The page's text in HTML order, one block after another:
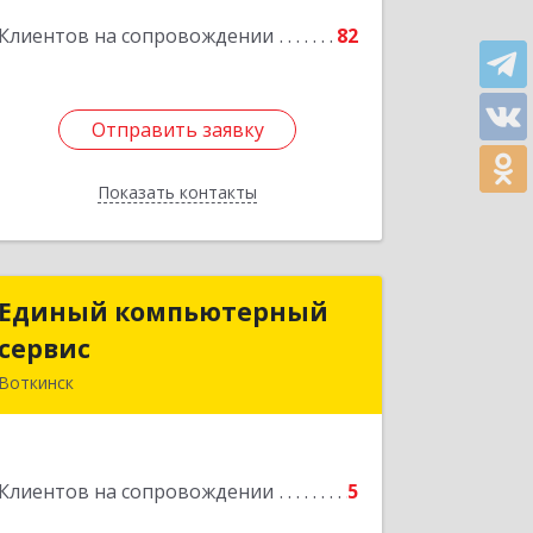
Клиентов на сопровождении 82
Отправить заявку
Показать контакты
Подробнее
Отправить заявку
Назад
Единый компьютерный
сервис
Воткинск
Клиентов на сопровождении 5
Единый компьютерный